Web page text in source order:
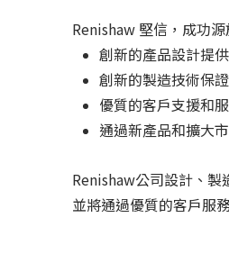
Renishaw 堅信，成功
創新的產品設計提
創新的製造技術保
優質的客戶支援和
通過新產品和擴大
Renishaw公司設計、製
並將通過優質的客戶服